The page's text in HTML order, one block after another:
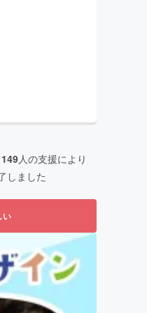
149人の支援により
しました
い